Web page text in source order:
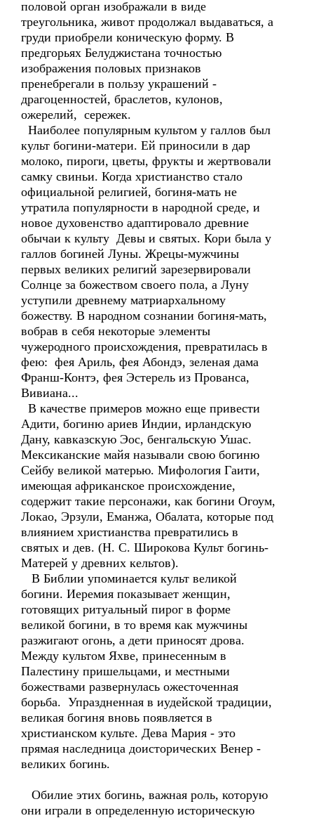
половой орган изображали в виде
треугольника, живот продолжал выдаваться, а
груди приобрели коническую форму. В
предгорьях Белуджистана точностью
изображения половых признаков
пренебрегали в пользу украшений -
драгоценностей, браслетов, кулонов,
ожерелий, сережек.
Наиболее популярным культом у галлов был
культ богини-матери. Ей приносили в дар
молоко, пироги, цветы, фрукты и жертвовали
самку свиньи. Когда христианство стало
официальной религией, богиня-мать не
утратила популярности в народной среде, и
новое духовенство адаптировало древние
обычаи к культу Девы и святых. Кори была у
галлов богиней Луны. Жрецы-мужчины
первых великих религий зарезервировали
Солнце за божеством своего пола, а Луну
уступили древнему матриархальному
божеству. В народном сознании богиня-мать,
вобрав в себя некоторые элементы
чужеродного происхождения, превратилась в
фею: фея Ариль, фея Абондэ, зеленая дама
Франш-Контэ, фея Эстерель из Прованса,
Вивиана...
В качестве примеров можно еще привести
Адити, богиню ариев Индии, ирландскую
Дану, кавказскую Эос, бенгальскую Ушас.
Мексиканские майя называли свою богиню
Сейбу великой матерью. Мифология Гаити,
имеющая африканское происхождение,
содержит такие персонажи, как богини Огоум,
Локао, Эрзули, Еманжа, Обалата, которые под
влиянием христианства превратились в
святых и дев. (Н. С. Широкова Культ богинь-
Матерей у древних кельтов).
В Библии упоминается культ великой
богини. Иеремия показывает женщин,
готовящих ритуальный пирог в форме
великой богини, в то время как мужчины
разжигают огонь, а дети приносят дрова.
Между культом Яхве, принесенным в
Палестину пришельцами, и местными
божествами развернулась ожесточенная
борьба. Упраздненная в иудейской традиции,
великая богиня вновь появляется в
христианском культе. Дева Мария - это
прямая наследница доисторических Венер -
великих богинь.
Обилие этих богинь, важная роль, которую
они играли в определенную историческую